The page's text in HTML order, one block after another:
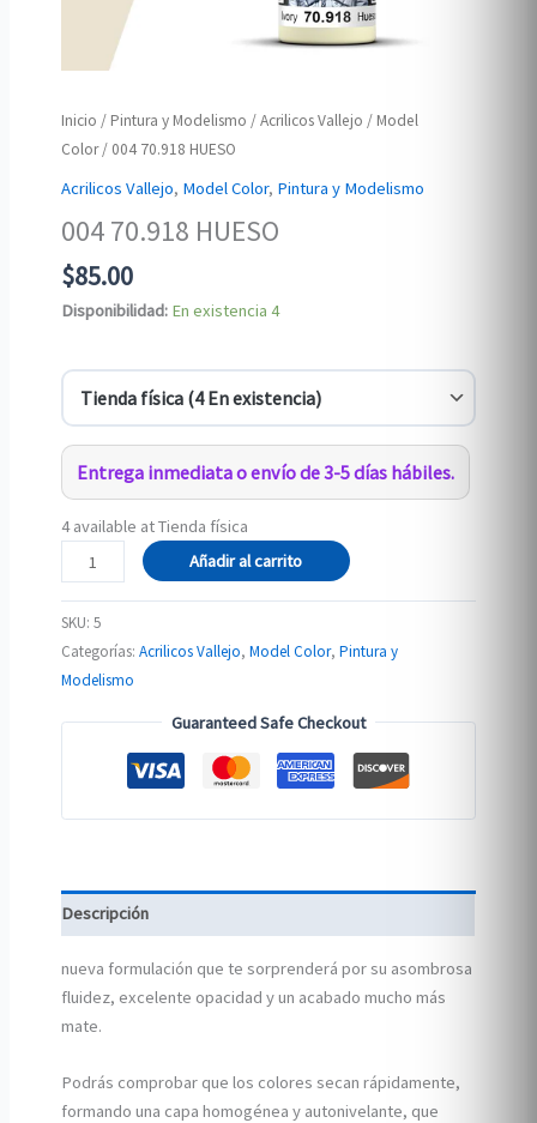
Inicio / Pintura y Modelismo /Acrilicos Vallejo / Model
Color/ 004 70.918 HUESO
Acrilicos Vallejo, Model Color, Pintura y Modelismo
004 70.918 HUESO
$85.00
Disponibilidad: En existencia 4
Entrega inmediata o envío de 3-5 días hábiles.
4 available at Tienda física
70.918
cantidad
Añadir al carrito
SKU:5
Categorías:Acrilicos Vallejo,Model Color,Pintura y
Modelismo
Guaranteed Safe Checkout
Descripción
nueva formulación que te sorprenderá por su asombrosa
fluidez, excelente opacidad y un acabado mucho más
mate.
Podrás comprobar que los colores secan rápidamente,
formando una capa homogénea y autonivelante, que